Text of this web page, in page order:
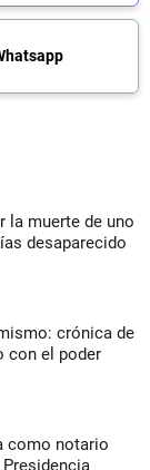
la muerte de uno
desaparecido
crónica de
con el poder
como notario